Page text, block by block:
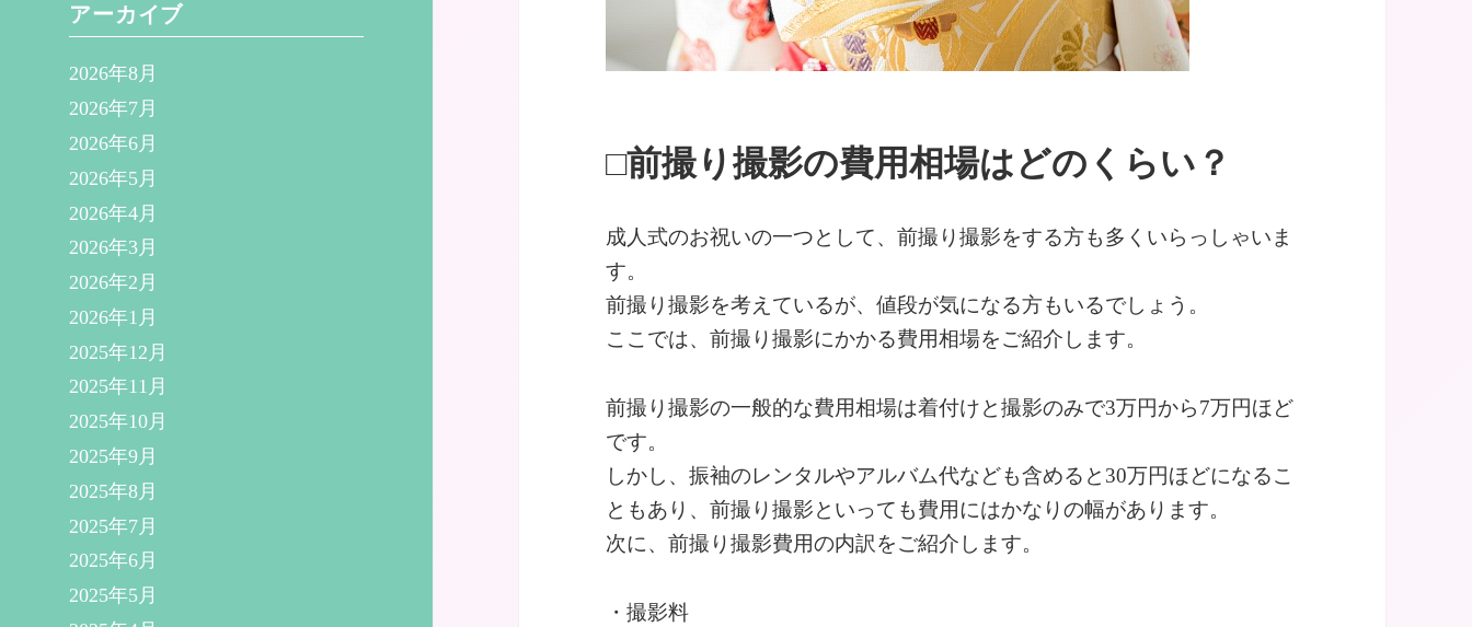
アーカイブ
2026年8月
2026年7月
2026年6月
2026年5月
2026年4月
2026年3月
2026年2月
2026年1月
2025年12月
2025年11月
2025年10月
2025年9月
2025年8月
2025年7月
2025年6月
2025年5月
□前撮り撮影の費用相場はどのくらい？
成人式のお祝いの一つとして、前撮り撮影をする方も多くいらっしゃいま
す。
前撮り撮影を考えているが、値段が気になる方もいるでしょう。
ここでは、前撮り撮影にかかる費用相場をご紹介します。
前撮り撮影の一般的な費用相場は着付けと撮影のみで3万円から7万円ほど
です。
しかし、振袖のレンタルやアルバム代なども含めると30万円ほどになるこ
ともあり、前撮り撮影といっても費用にはかなりの幅があります。
次に、前撮り撮影費用の内訳をご紹介します。
・撮影料